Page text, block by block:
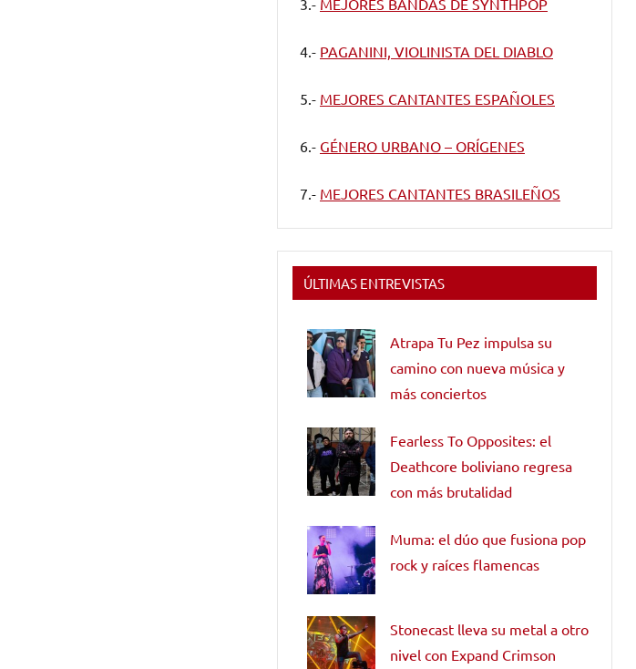
4.- PAGANINI, VIOLINISTA DEL DIABLO
5.- MEJORES CANTANTES ESPAÑOLES
6.- GÉNERO URBANO – ORÍGENES
7.- MEJORES CANTANTES BRASILEÑOS
ÚLTIMAS ENTREVISTAS
Atrapa Tu Pez impulsa su
camino con nueva música y
más conciertos
Fearless To Opposites: el
Deathcore boliviano regresa
con más brutalidad
Muma: el dúo que fusiona pop
rock y raíces flamencas
Stonecast lleva su metal a otro
nivel con Expand Crimson